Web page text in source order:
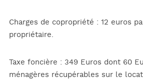
Charges de copropriété : 12 euros
propriétaire.
Taxe foncière : 349 Euros dont 60
ménagères récupérables sur le